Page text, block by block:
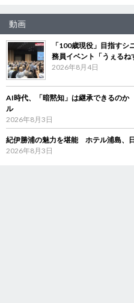
動画
「100歳現役」目指す
務員イベント「うぇるね
2026年8月4日
AI時代、「暗黙知」は継承できるの
ル
2026年8月3日
紀伊勝浦の魅力を堪能 ホテル浦島、
2026年8月3日